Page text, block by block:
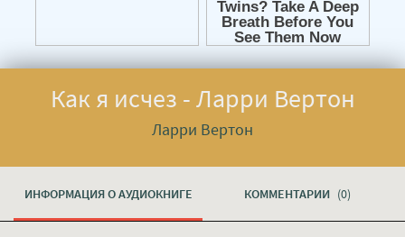
Как я исчез - Ларри Вертон
Ларри Вертон
ИНФОРМАЦИЯ О АУДИОКНИГЕ КОММЕНТАРИИ (0)